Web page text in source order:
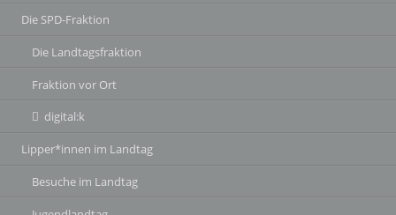
Die SPD-Fraktion
Die Landtagsfraktion
Fraktion vor Ort
digital:k
Lipper*innen im Landtag
Besuche im Landtag